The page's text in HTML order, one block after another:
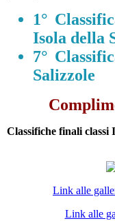
1°
Isola della
7°
Salizzole
Classifiche finali
Link alle
Link alle